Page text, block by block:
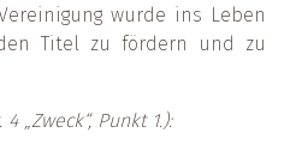
wurde ins Leben
Titel zu fördern und zu
„Zweck“, Punkt 1.):